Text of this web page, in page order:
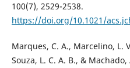
100(7), 2529-2538.
https://doi.org/10.1021/
Marques, C. A., Marcelino, L.
Souza, L. C. A. B., &